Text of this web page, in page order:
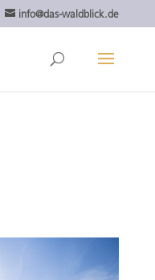
info@das-waldblick.de